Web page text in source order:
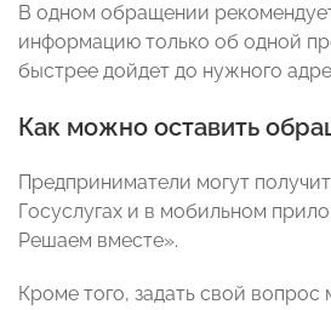
В одном обращении
информацию только об одной
быстрее дойдет до нужного
Как можно оставить
Предприниматели могут
Госуслугах и в мобильном
Решаем вместе».
Кроме того, задать свой